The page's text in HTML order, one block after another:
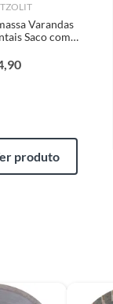
Varandas
Saco com
produto